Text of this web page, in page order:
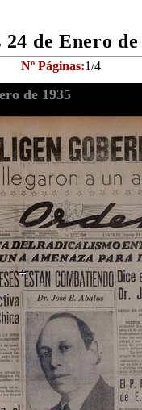
de Enero
Nº Páginas:1/4
de 1935